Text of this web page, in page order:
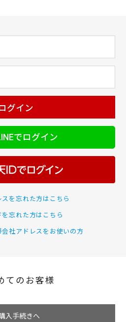
グイン
でログイン
スを忘れた方はこちら
を忘れた方はこちら
会社アドレスをお使いの方
てのお客様
入手続きへ